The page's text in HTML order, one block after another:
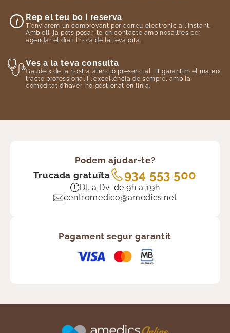
Rep el teu bo i reserva
T'enviarem un comprovant per correu electrònic a l'instant.
Amb ell, ja pots posar-te en contacte amb nosaltres per
agendar el dia i l'hora de la teva cita.
Ves a la teva consulta
Gaudeix de la nostra atenció presencial. Et garantim el mateix
tracte professional i l'excel·lència de sempre, amb la
comoditat d'haver-ho gestionat en línia.
Podem ajudar-te?
Trucada gratuïta
934 553 500
Dl. a Dv. de 9h a 19h
centromedico@amedics.net
Pagament segur garantit